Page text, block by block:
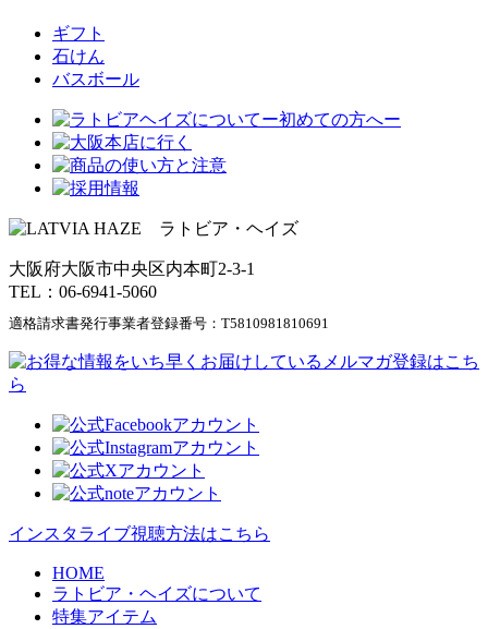
ギフト
石けん
バスボール
大阪府大阪市中央区内本町2-3-1
TEL：06-6941-5060
適格請求書発行事業者登録番号： T5810981810691
インスタライブ視聴方法はこちら
HOME
ラトビア・ヘイズについて
特集アイテム